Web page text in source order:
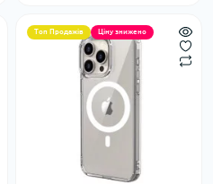
Топ Продажів Ціну знижено